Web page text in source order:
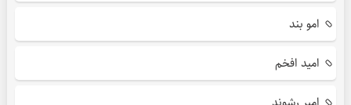
امو بند
امید افخم